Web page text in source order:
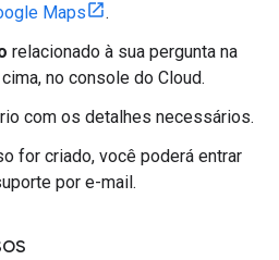
Maps
.
relacionado à sua pergunta na
no console do Cloud.
com os detalhes necessários.
for criado, você poderá entrar
por e-mail.